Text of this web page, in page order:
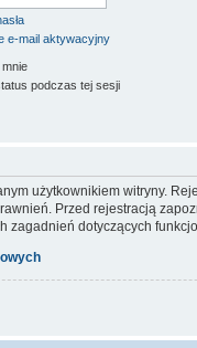
e-mail aktywacyjny
podczas tej sesji
użytkownikiem witryny.
Przed rejestracją
zagadnień dotyczących